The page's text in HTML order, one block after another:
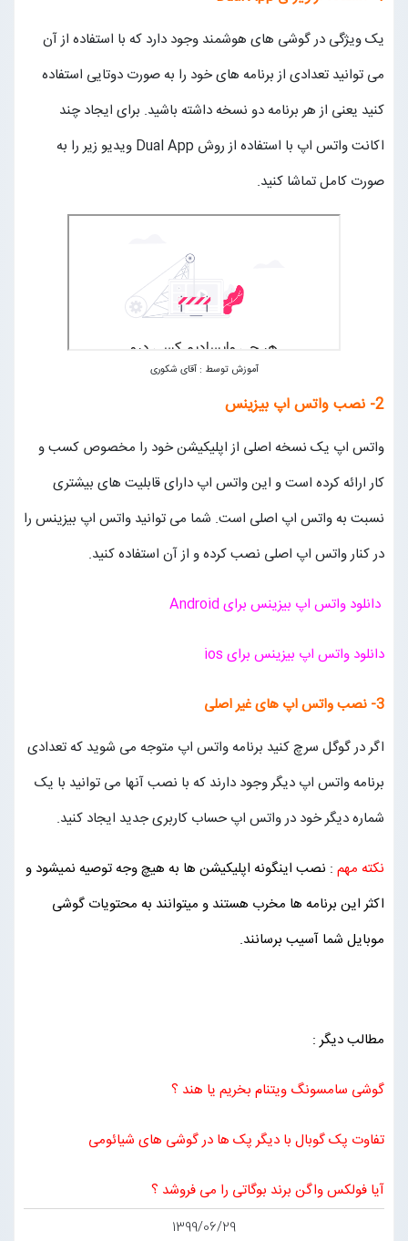
یک ویژگی در گوشی های هوشمند وجود دارد که با استفاده از آن
می توانید تعدادی از برنامه های خود را به صورت دوتایی استفاده
کنید یعنی از هر برنامه دو نسخه داشته باشید. برای ایجاد چند
اکانت واتس اپ با استفاده از روش Dual App ویدیو زیر را به
صورت کامل تماشا کنید.
آموزش توسط : آقای شکوری
2- نصب واتس اپ بیزینس
واتس اپ یک نسخه اصلی از اپلیکیشن خود را مخصوص کسب و
کار ارائه کرده است و این واتس اپ دارای قابلیت های بیشتری
نسبت به واتس اپ اصلی است. شما می توانید واتس اپ بیزینس را
در کنار واتس اپ اصلی نصب کرده و از آن استفاده کنید.
دانلود واتس اپ بیزینس برای Android
دانلود واتس اپ بیزینس برای ios
3- نصب واتس اپ های غیر اصلی
اگر در گوگل سرچ کنید برنامه واتس اپ متوجه می شوید که تعدادی
برنامه واتس اپ دیگر وجود دارند که با نصب آنها می توانید با یک
شماره دیگر خود در واتس اپ حساب کاربری جدید ایجاد کنید.
نکته مهم : نصب اینگونه اپلیکیشن ها به هیچ وجه توصیه نمیشود و
اکثر این برنامه ها مخرب هستند و میتوانند به محتویات گوشی
موبایل شما آسیب برسانند.
مطالب دیگر :
گوشی سامسونگ ویتنام بخریم یا هند ؟
تفاوت پک گوبال با دیگر پک ها در گوشی های شیائومی
آیا فولکس واگن برند بوگاتی را می فروشد ؟
1399/06/29